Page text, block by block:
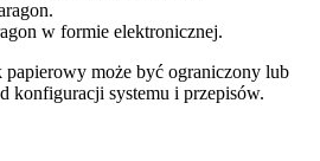
w formie elektronicznej.
może być ograniczony lub
konfiguracji systemu i przepisów.